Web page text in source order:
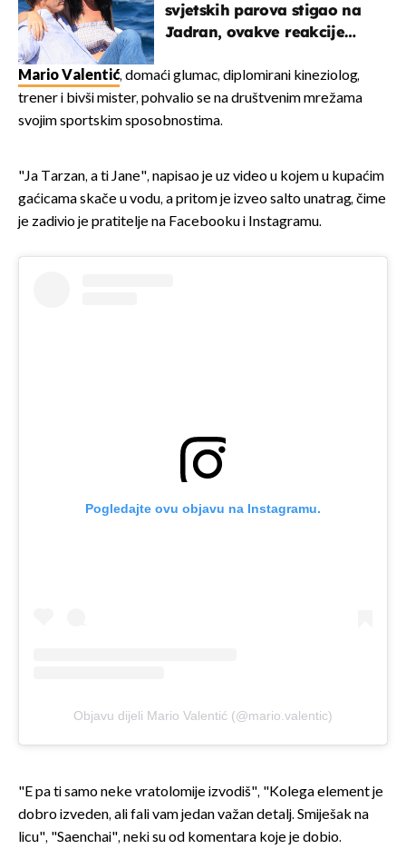
svjetskih parova stigao na
Jadran, ovakve reakcije
Mario Valentić, domaći glumac, diplomirani kineziolog,
trener i bivši mister, pohvalio se na društvenim mrežama
svojim sportskim sposobnostima.
"Ja Tarzan, a ti Jane", napisao je uz video u kojem u kupaćim
gaćicama skače u vodu, a pritom je izveo salto unatrag, čime
je zadivio je pratitelje na Facebooku i Instagramu.
Pogledajte ovu objavu na Instagramu.
Objavu dijeli Mario Valentić (@mario.valentic)
"E pa ti samo neke vratolomije izvodiš", "Kolega element je
dobro izveden, ali fali vam jedan važan detalj. Smiješak na
licu", "Saenchai", neki su od komentara koje je dobio.